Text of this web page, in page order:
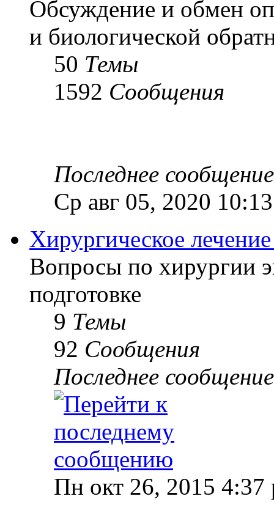
Обсуждение и обмен
и биологической
50 Темы
1592 Сообщения
Последнее сообщение
Ср авг 05, 2020
Хирургическое
Вопросы по хирургии
подготовке
9 Темы
92 Сообщения
Последнее сообщение
Пн окт 26, 2015 4:37